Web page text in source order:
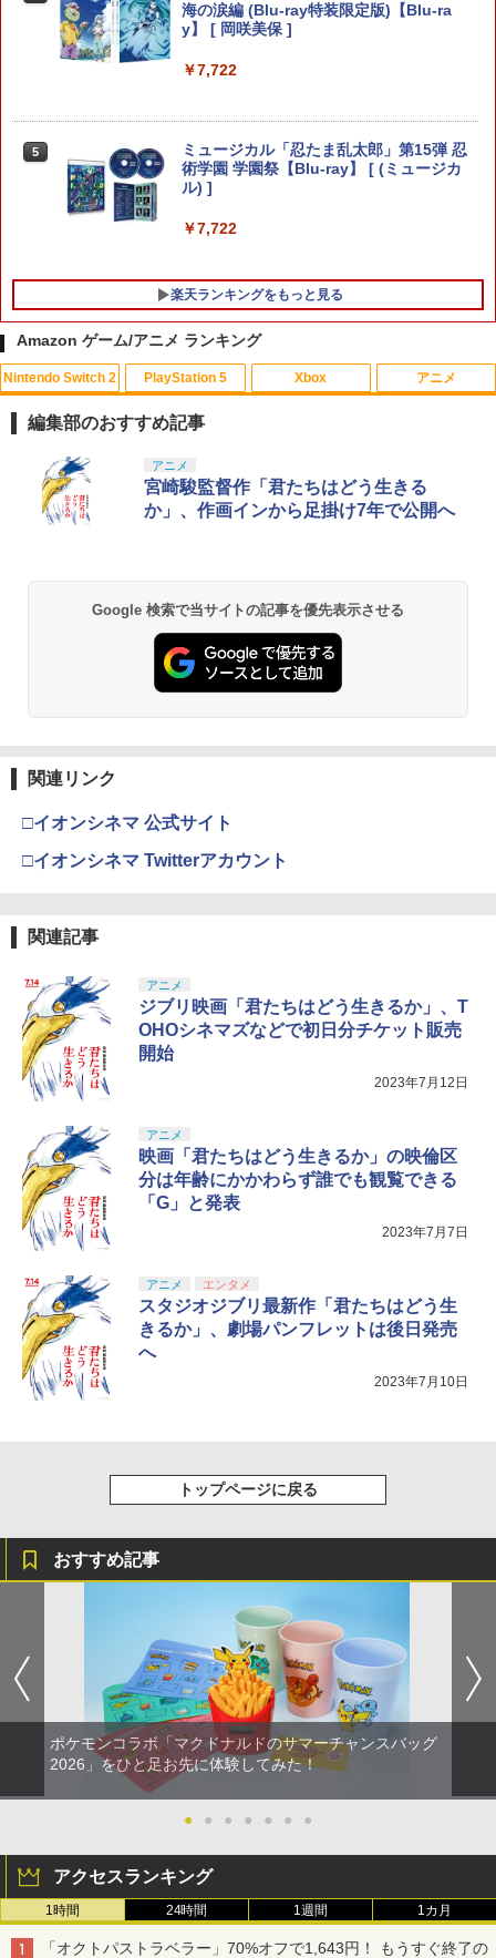
￥3,405
Game Source Entertainment 【封入特
典付】【Switch2】Starsand Island
（スターサンド・アイランド） [BEE-P-
ABB2B NSW2 スタ-サンド アイランド]
￥5,540
￥3,840
5
【当店独自で＋P10倍★要エントリー】
【中古】[PS5] ドラゴンクエストVII Rei
magined(ドラクエ7 リイマジンド) スク
海の涙編 (Blu-ray特装限定版)【Blu-ra
y】 [ 岡咲美保 ]
￥7,722
5
ミュージカル「忍たま乱太郎」第15弾 忍
術学園 学園祭【Blu-ray】 [ (ミュージカ
ル) ]
￥7,722
楽天ランキングをもっと見る
Amazon ゲーム/アニメ ランキング
Nintendo Switch 2
スプラトゥーン レイダース|オンライン
コード版
スプラトゥーン レイダース -Switch2
￥6,449
3
￥55,491
4
5
PlayStation 5
PlayStation 5 デジタル・エディション
日本語専用 Console Language: Japan
ese only (CFI-2200B01)
プロダクトコード 封入
￥7,286
3
￥10,737
5
【純正品】DualSense ワイヤレスコン
Xbox
【純正品】Xbox ワイヤレス コントロー
ラー + USB-C® ケーブル
【純正品】Xbox ワイヤレス コントロー
￥7,681
5
【国内正規品】Thrustmaster スラスト
S5、PS5 Pro、Xbox One、Xbox Serie
アニメ
劇場版「鬼滅の刃」無限城編 第一章 猗
窩座再来 通常版 [Blu-ray]
劇場版「鬼滅の刃」無限城編 第一章 猗
窩座再来 通常版 [DVD]
￥3,523
3
ナル三方背収納ケース付きコレクション)
(オリジナル特典:オリジナル巾着＋メー
カー特典:【坤と離】二振りの剣、十翼よ
り来たる！スタジオ描き下ろしイラスト
4
劇場版「鬼滅の刃」無限城編 第一章 猗
窩座再来 完全生産限定版 [Blu-ray]
5
『映画 ラブライブ！蓮ノ空女学院スクー
ルアイドルクラブ Bloom Garden Part
y』Blu-ray（特装限定版）
編集部のおすすめ記事
アニメ
宮崎駿監督作「君たちはどう生きる
か」、作画インから足掛け7年で公開へ
Google 検索で当サイトの記事を優先表示させる
関連リンク
□イオンシネマ 公式サイト
□イオンシネマ Twitterアカウント
関連記事
アニメ
ジブリ映画「君たちはどう生きるか」、T
OHOシネマズなどで初日分チケット販売
開始
2023年7月12日
アニメ
映画「君たちはどう生きるか」の映倫区
分は年齢にかかわらず誰でも観覧できる
「G」と発表
2023年7月7日
アニメ エンタメ
スタジオジブリ最新作「君たちはどう生
きるか」、劇場パンフレットは後日発売
へ
2023年7月10日
トップページに戻る
おすすめ記事
ポケモンコラボ「マクドナルドのサマーチャンスバッグ
2026」をひと足お先に体験してみた！
● ● ● ● ● ● ●
アクセスランキング
1時間 24時間 1週間 1カ月
「オクトパストラベラー」70%オフで1,643円！ もうすぐ終了の